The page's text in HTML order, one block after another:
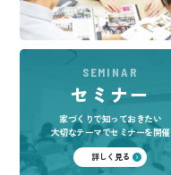
SEMINAR
セミナー
家づくりで知っておきたい
大切なテーマでセミナーを開催
詳しく見る